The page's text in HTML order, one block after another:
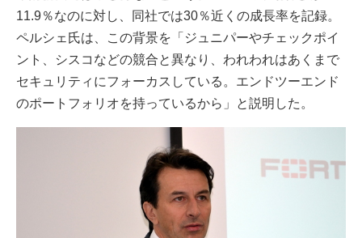
11.9％なのに対し、同社では30％近くの成長率を記録。
ペルシェ氏は、この背景を「ジュニパーやチェックポイ
ント、シスコなどの競合と異なり、われわれはあくまで
セキュリティにフォーカスしている。エンドツーエンド
のポートフォリオを持っているから」と説明した。